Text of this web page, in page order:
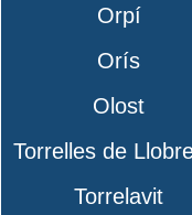
Orpí
Orís
Olost
Torrelles de
Torrelavit